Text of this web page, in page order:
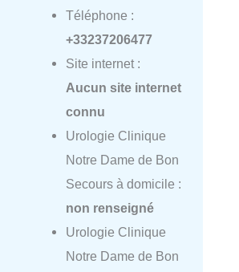
Téléphone :
+33237206477
Site internet :
Aucun site internet
connu
Urologie Clinique
Notre Dame de Bon
Secours à domicile :
non renseigné
Urologie Clinique
Notre Dame de Bon